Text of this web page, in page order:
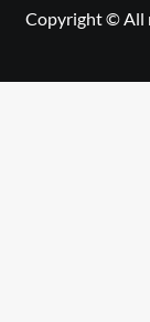
Copyright © All